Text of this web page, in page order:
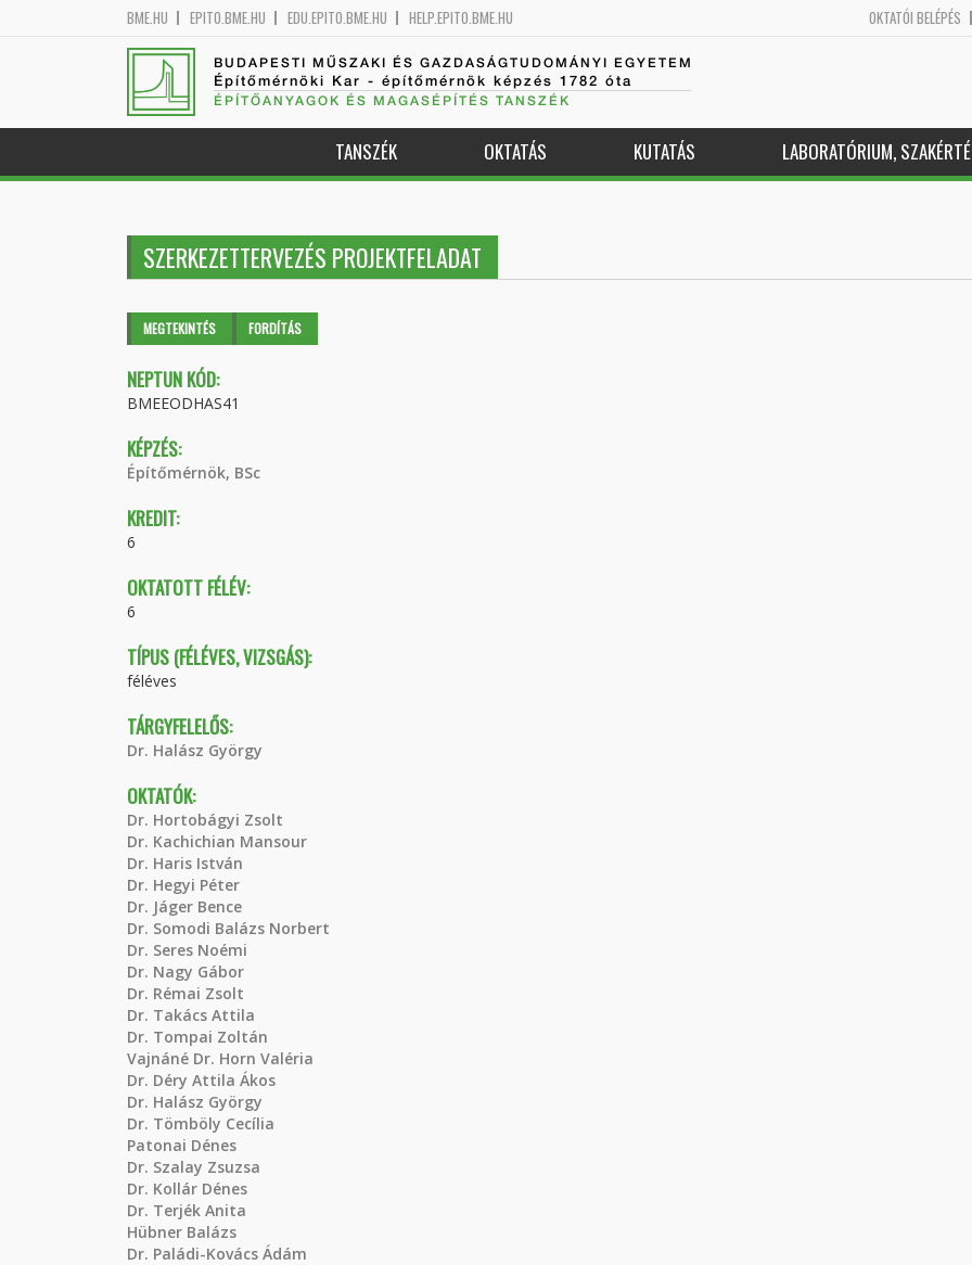
BME.HU EPITO.BME.HU EDU.EPITO.BME.HU HELP.EPITO.BME.HU OKTATÓI BELÉPÉS
BUDAPESTI MŰSZAKI ÉS GAZDASÁGTUDOMÁNYI EGYETEM
Építőmérnöki Kar - építőmérnök képzés 1782 óta
ÉPÍTŐANYAGOK ÉS MAGASÉPÍTÉS TANSZÉK
TANSZÉK OKTATÁS KUTATÁS LABORATÓRIUM,
SZERKEZETTERVEZÉS PROJEKTFELADAT
Elsődleges fülek
MEGTEKINTÉS (AKTÍVFORDÍTÁS
NEPTUN KÓD:
BMEEODHAS41
KÉPZÉS:
Építőmérnök, BSc
KREDIT:
6
OKTATOTT FÉLÉV:
6
TÍPUS (FÉLÉVES, VIZSGÁS):
féléves
TÁRGYFELELŐS:
Dr. Halász György
OKTATÓK:
Dr. Hortobágyi Zsolt
Dr. Kachichian Mansour
Dr. Haris István
Dr. Hegyi Péter
Dr. Jáger Bence
Dr. Somodi Balázs Norbert
Dr. Seres Noémi
Dr. Nagy Gábor
Dr. Rémai Zsolt
Dr. Takács Attila
Dr. Tompai Zoltán
Vajnáné Dr. Horn Valéria
Dr. Déry Attila Ákos
Dr. Halász György
Dr. Tömböly Cecília
Patonai Dénes
Dr. Szalay Zsuzsa
Dr. Kollár Dénes
Dr. Terjék Anita
Hübner Balázs
Dr. Paládi-Kovács Ádám